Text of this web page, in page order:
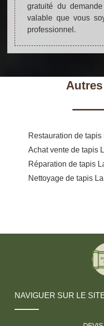
gratuité du
valable que vous
professionnel.
Restauration de
Achat vente de tapis
Réparation de tapis
Nettoyage de tapis
NAVIGUER SUR LE